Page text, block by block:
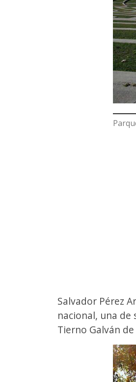
Salvador Pérez
nacional, una de
Tierno Galván